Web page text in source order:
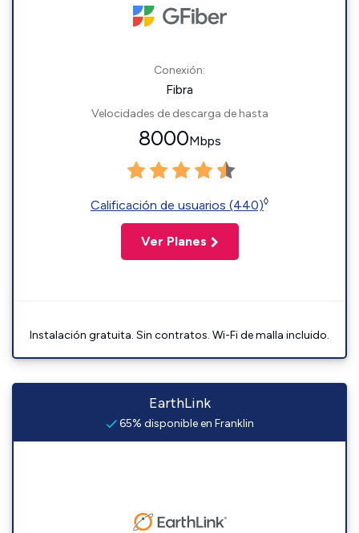
Conexión:
Fibra
Velocidades de descarga de hasta
8000Mbps
Calificación de usuarios (440)◊
Ver Planes
Instalación gratuita. Sin contratos. Wi-Fi de malla incluido.
EarthLink
65% disponible en Franklin